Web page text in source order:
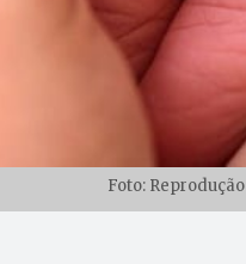
Foto: Reprodução